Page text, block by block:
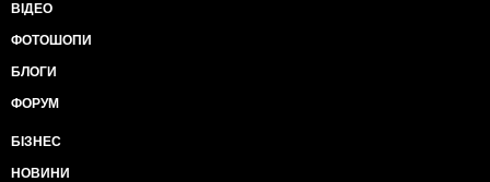
ВІДЕО
ФОТОШОПИ
БЛОГИ
ФОРУМ
БІЗНЕС
НОВИНИ